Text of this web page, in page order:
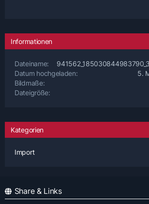
Informationen
Dateiname
Datum hochgeladen
5.
Bildmaße
Dateigröße
Kategorien
Import
Share & Links